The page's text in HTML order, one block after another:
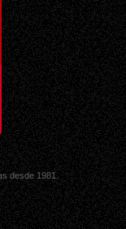
desde 1981.